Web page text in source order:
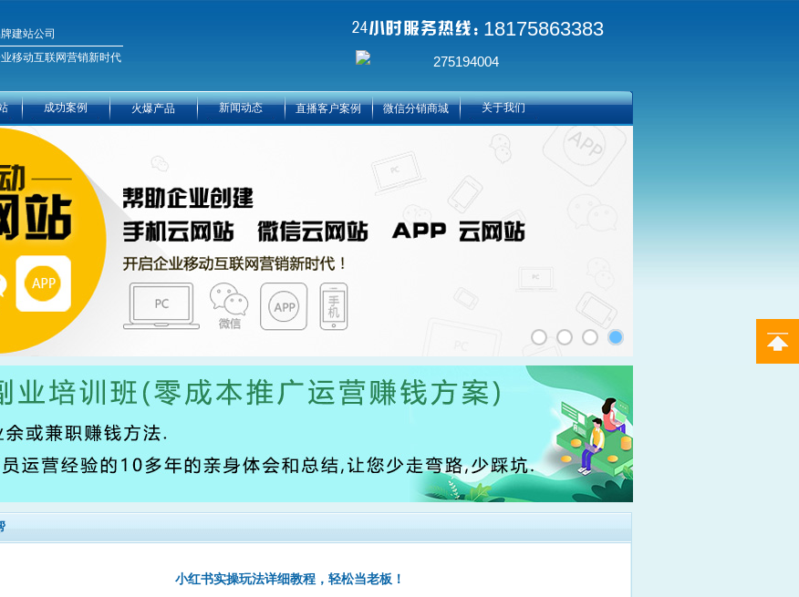
建站公司
移动互联网营销新时代
18175863383
275194004
成功案例 火爆产品 新闻动态 直播客户案例 微信分销商城 关于我们
小红书实操玩法详细教程，轻松当老板！